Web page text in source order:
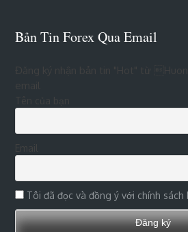
Bản Tin Forex Qua Email
Đăng ký nhận bản tin "Hot" từ
Tên của bạn
Tôi đã đọc và đồng ý với chính sách